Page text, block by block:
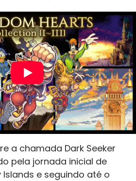
a chamada Dark Seeker
pela jornada inicial de
Islands e seguindo até o